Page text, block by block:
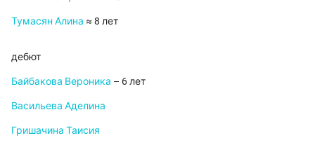
Тумасян Алина ≈ 8 лет
дебют
Байбакова Вероника – 6 лет
Васильева Аделина
Гришачина Таисия